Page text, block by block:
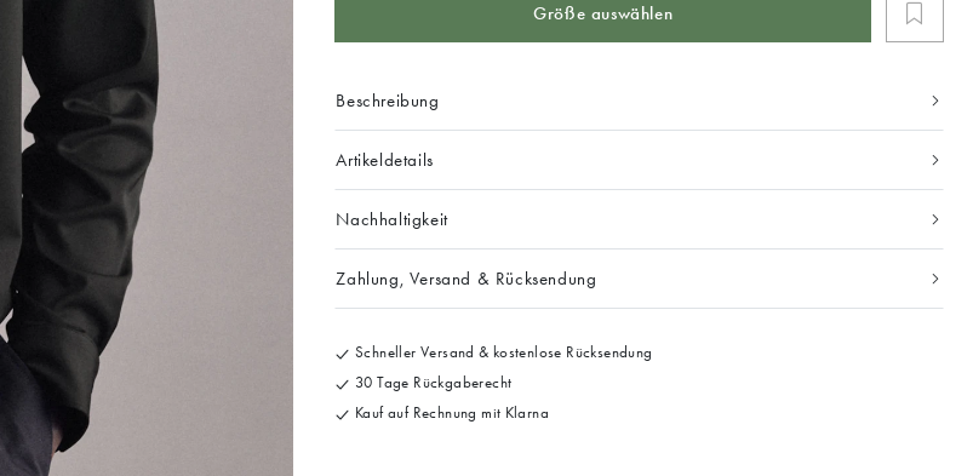
Größe auswählen
Beschreibung
Artikeldetails
Nachhaltigkeit
Zahlung, Versand & Rücksendung
Schneller Versand & kostenlose Rücksendung
30 Tage Rückgaberecht
Kauf auf Rechnung mit Klarna